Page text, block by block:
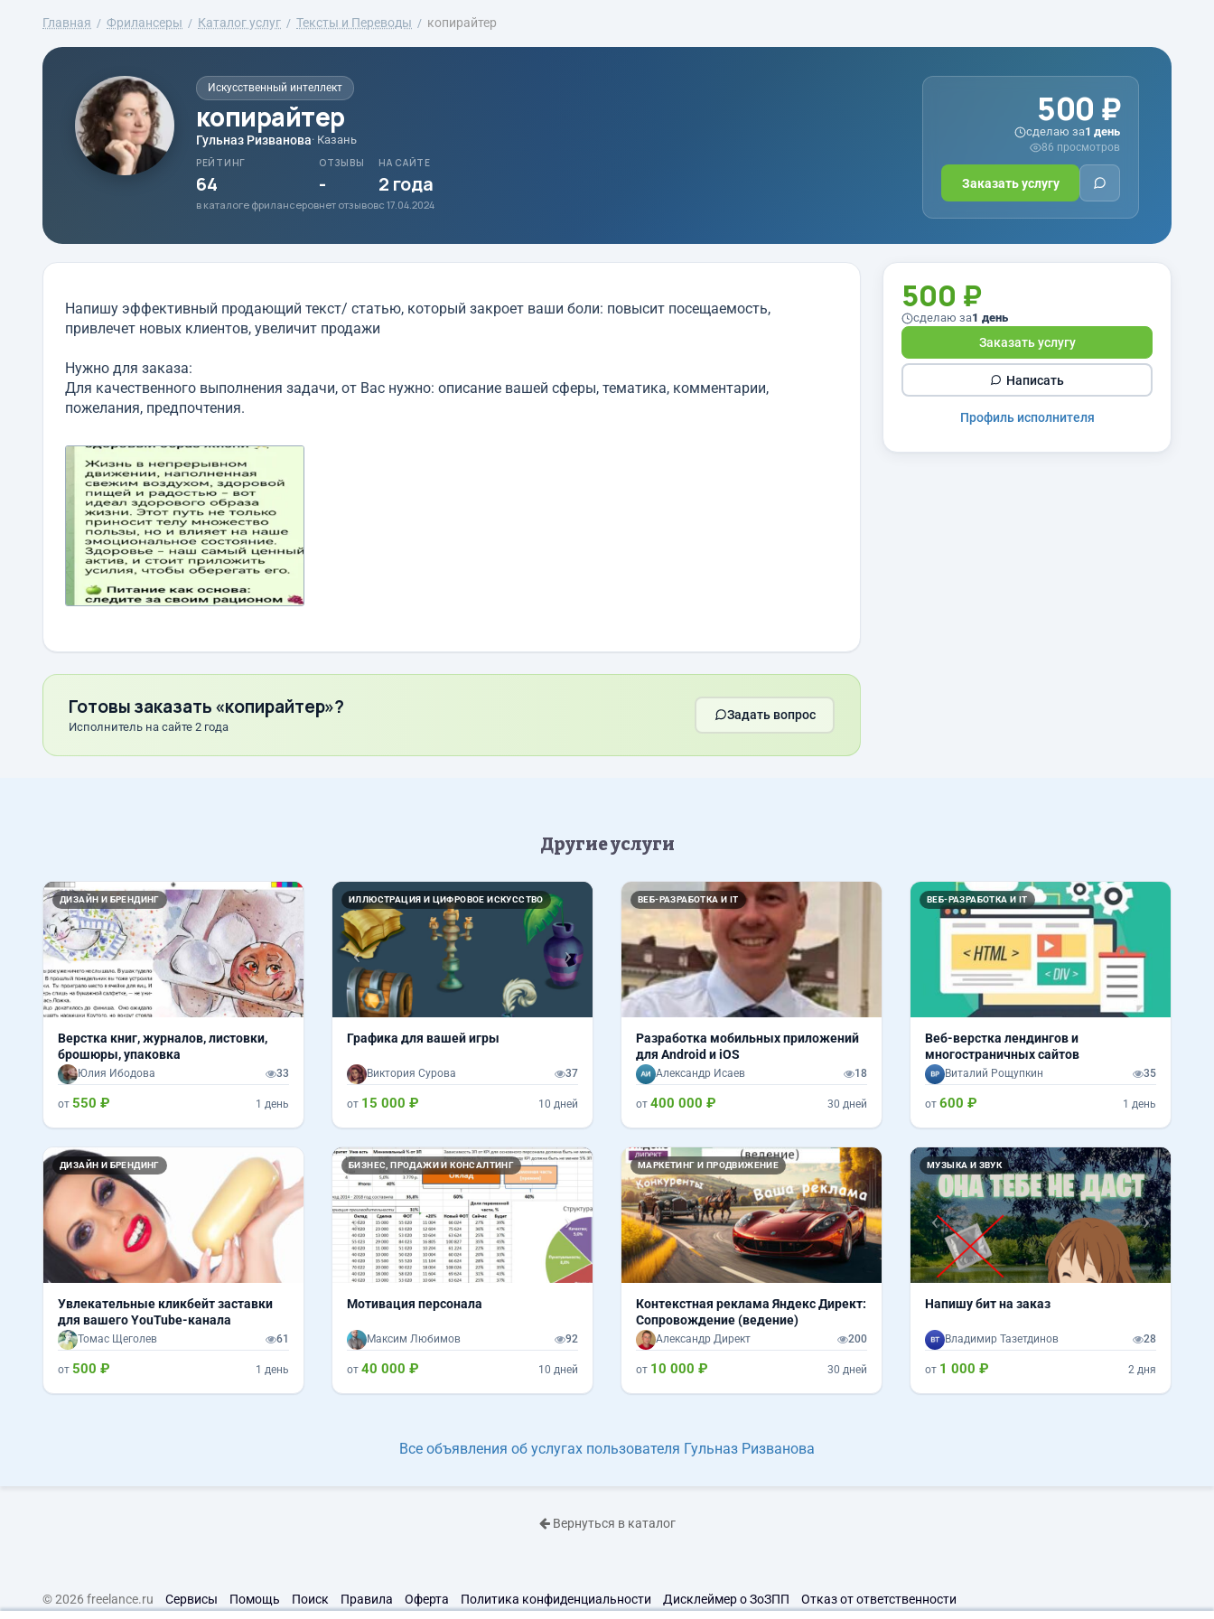
Главная Фрилансеры Каталог услуг Тексты и Переводы копирайтер
Искусственный интеллект
копирайтер
Гульназ Ризванова· Казань
РЕЙТИНГ
64
в каталоге фрилансеров
ОТЗЫВЫ
-
нет отзывов
НА САЙТЕ
2 года
с 17.04.2024
500 ₽
сделаю за1 день
86 просмотров
Заказать услугу
Напишу эффективный продающий текст/ статью, который закроет ваши боли: повысит посещаемость,
привлечет новых клиентов, увеличит продажи
Нужно для заказа:
Для качественного выполнения задачи, от Вас нужно: описание вашей сферы, тематика, комментарии,
пожелания, предпочтения.
Готовы заказать «копирайтер»?
Исполнитель на сайте 2 года
Задать вопрос
500 ₽
сделаю за1 день
Заказать услугу
Написать
Профиль исполнителя
Другие услуги
ДИЗАЙН И БРЕНДИНГ
Назад Вперед
Верстка книг, журналов, листовки,
брошюры, упаковка
Юлия Ибодова 33
от 550 ₽ 1 день
ИЛЛЮСТРАЦИЯ И ЦИФРОВОЕ ИСКУССТВО
Назад Вперед
Графика для вашей игры
Виктория Сурова 37
от 15 000 ₽ 10 дней
ВЕБ-РАЗРАБОТКА И IT
Разработка мобильных приложений
для Android и iOS
Александр Исаев 18
от 400 000 ₽ 30 дней
ВЕБ-РАЗРАБОТКА И IT
Веб-верстка лендингов и
многостраничных сайтов
Виталий Рощупкин 35
от 600 ₽ 1 день
ДИЗАЙН И БРЕНДИНГ
Увлекательные кликбейт заставки
для вашего YouTube-канала
Томас Щеголев 61
от 500 ₽ 1 день
БИЗНЕС, ПРОДАЖИ И КОНСАЛТИНГ
Назад Вперед
Мотивация персонала
Максим Любимов 92
от 40 000 ₽ 10 дней
МАРКЕТИНГ И ПРОДВИЖЕНИЕ
Контекстная реклама Яндекс Директ:
Сопровождение (ведение)
Александр Директ 200
от 10 000 ₽ 30 дней
МУЗЫКА И ЗВУК
Назад Вперед
Напишу бит на заказ
Владимир Тазетдинов 28
от 1 000 ₽ 2 дня
Все объявления об услугах пользователя Гульназ Ризванова
Вернуться в каталог
© 2026 freelance.ru Сервисы Помощь Поиск Правила Оферта Политика конфиденциальности Дисклеймер о ЗоЗПП Отказ от ответственности